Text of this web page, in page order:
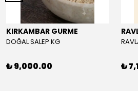
KIRKAMBAR GURME
DOĞAL SALEP KG
₺ 9,000.00 ₺